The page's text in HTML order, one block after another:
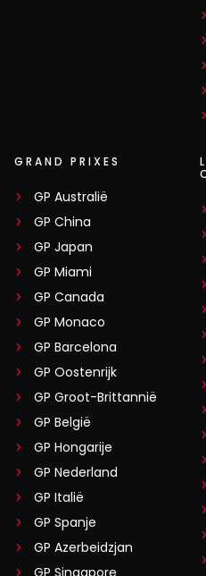
GRAND PRIXES
GP Australië
GP China
GP Japan
GP Miami
GP Canada
GP Monaco
GP Barcelona
GP Oostenrijk
GP Groot-Brittannië
GP België
GP Hongarije
GP Nederland
GP Italië
GP Spanje
GP Azerbeidzjan
GP Singapore